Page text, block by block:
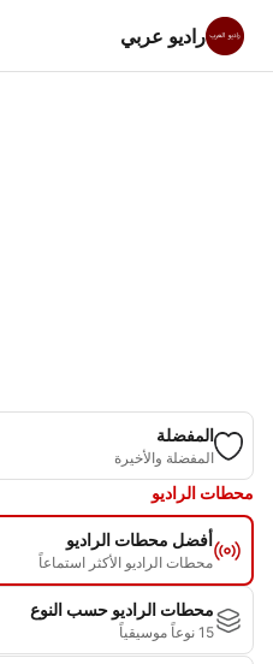
راديو عربي
المفضلة
المفضلة والأخيرة
محطات الراديو
أفضل محطات الراديو
محطات الراديو الأكثر استماعاً
محطات الراديو حسب النوع
15 نوعاً موسيقياً